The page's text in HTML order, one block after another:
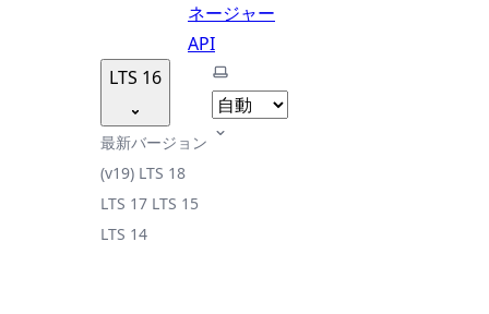
ネージャー
API
LTS 16
最新バージョン
(v19) LTS 18
LTS 17 LTS 15
LTS 14
テーマを選択